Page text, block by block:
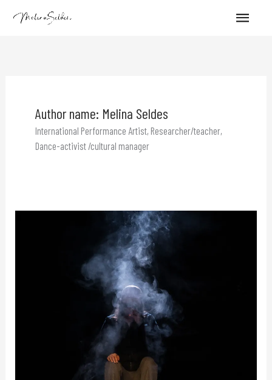
Main
Author name: Melina Seldes
International Performance Artist, Researcher/teacher,
Dance-activist /cultural manager